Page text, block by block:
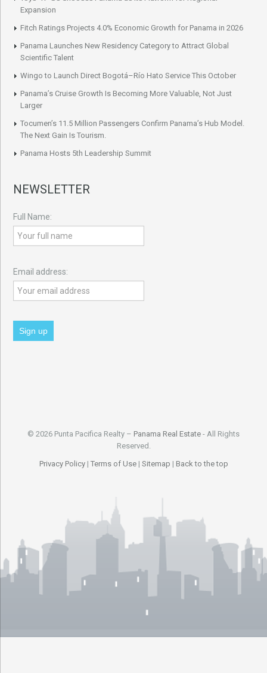
Expansion
Fitch Ratings Projects 4.0% Economic Growth for Panama in 2026
Panama Launches New Residency Category to Attract Global
Scientific Talent
Wingo to Launch Direct Bogotá–Río Hato Service This October
Panama’s Cruise Growth Is Becoming More Valuable, Not Just
Larger
Tocumen’s 11.5 Million Passengers Confirm Panama’s Hub Model.
The Next Gain Is Tourism.
Panama Hosts 5th Leadership Summit
NEWSLETTER
Full Name:
Email address:
© 2026 Punta Pacifica Realty – Panama Real Estate - All Rights
Reserved.
Privacy Policy| Terms of Use| Sitemap | Back to the top